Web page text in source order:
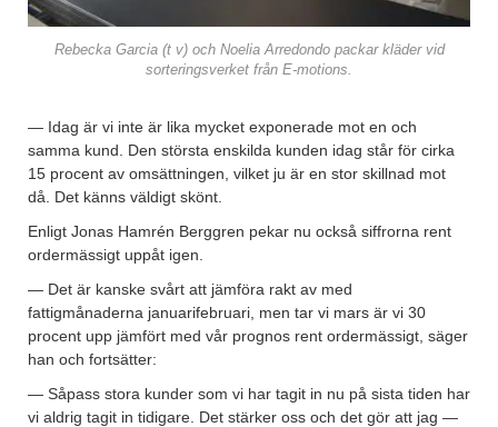
Rebecka Garcia (t v) och Noelia Arredondo packar kläder vid
sorteringsverket från E-motions.
— Idag är vi inte är lika mycket exponerade mot en och
samma kund. Den största enskilda kunden idag står för cirka
15 procent av omsättningen, vilket ju är en stor skillnad mot
då. Det känns väldigt skönt.
Enligt Jonas Hamrén Berggren pekar nu också siffrorna rent
ordermässigt uppåt igen.
— Det är kanske svårt att jämföra rakt av med
fattigmånaderna januarifebruari, men tar vi mars är vi 30
procent upp jämfört med vår prognos rent ordermässigt, säger
han och fortsätter:
— Såpass stora kunder som vi har tagit in nu på sista tiden har
vi aldrig tagit in tidigare. Det stärker oss och det gör att jag —